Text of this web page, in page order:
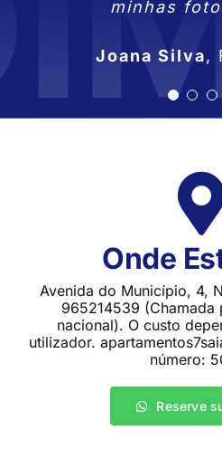
minhas
Joana Silva,
Onde
Avenida do Município, 4,
965214539 (Chamada
nacional). O custo
utilizador.
número:
Reserve